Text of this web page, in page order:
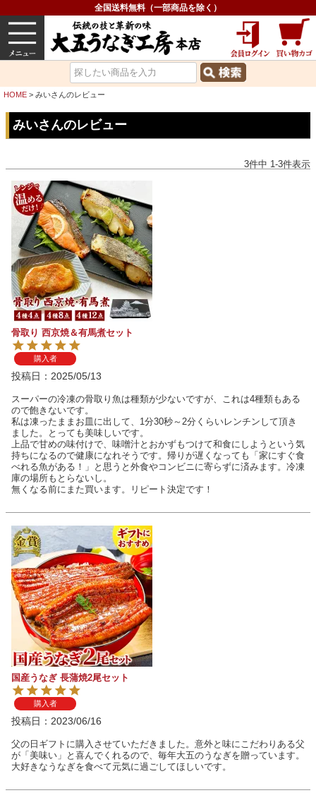
全国送料無料（一部商品を除く）
うなぎ 内祝い グルメ
HOME みいさんのレビュー
みいさんのレビュー
3件中 1-3件表示
骨取り 西京焼＆有馬煮セット
購入者
投稿日 2025/05/13
スーパーの冷凍の骨取り魚は種類が少ないですが、これは4種類もある
ので飽きないです。
私は凍ったままお皿に出して、1分30秒～2分くらいレンチンして頂き
ました。とっても美味しいです。
上品で甘めの味付けで、味噌汁とおかずもつけて和食にしようという気
持ちになるので健康になれそうです。帰りが遅くなっても「家にすぐ食
べれる魚がある！」と思うと外食やコンビニに寄らずに済みます。冷凍
庫の場所もとらないし。
無くなる前にまた買います。リピート決定です！
国産うなぎ 長蒲焼2尾セット
購入者
投稿日 2023/06/16
父の日ギフトに購入させていただきました。意外と味にこだわりある父
が「美味い」と喜んでくれるので、毎年大五のうなぎを贈っています。
大好きなうなぎを食べて元気に過ごしてほしいです。